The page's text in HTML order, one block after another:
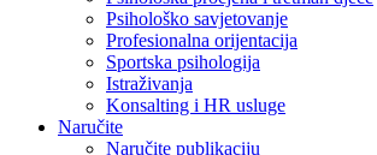
Psihološko savjetovanje
Profesionalna orijentacija
Sportska psihologija
Istraživanja
Konsalting i HR usluge
Naručite
Naručite publikaciju